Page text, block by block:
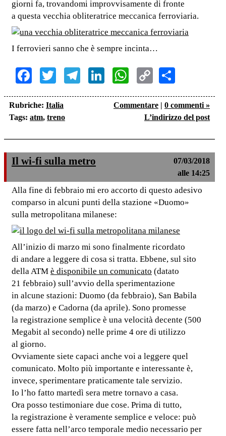
giorni fa, trovandomi improvvisamente di fronte
a questa vecchia obliteratrice meccanica ferroviaria.
I ferrovieri sanno che è sempre incinta…
Facebook
TwitterTelegram
LinkedInWhatsApp
Copy
Link
Rubriche: Italia
Tags: atm, treno
Commentare | 0 commenti »
L’indirizzo del post
Il wi-fi sulla metro
07/03/2018
alle 14:25
Alla fine di febbraio mi ero accorto di questo adesivo
comparso in alcuni punti della stazione «Duomo»
sulla metropolitana milanese:
All’inizio di marzo mi sono finalmente ricordato
di andare a leggere di cosa si tratta. Ebbene, sul sito
della ATM è disponibile un comunicato (datato
21 febbraio) sull’avvio della sperimentazione
in alcune stazioni: Duomo (da febbraio), San Babila
(da marzo) e Cadorna (da aprile). Sono promesse
la registrazione semplice è una velocità decente (500
Megabit al secondo) nelle prime 4 ore di utilizzo
al giorno.
Ovviamente siete capaci anche voi a leggere quel
comunicato. Molto più importante e interessante è,
invece, sperimentare praticamente tale servizio.
Io l’ho fatto martedì sera metre tornavo a casa.
Ora posso testimoniare due cose. Prima di tutto,
la registrazione è veramente semplice e veloce: può
essere fatta nell’arco temporale medio necessario per